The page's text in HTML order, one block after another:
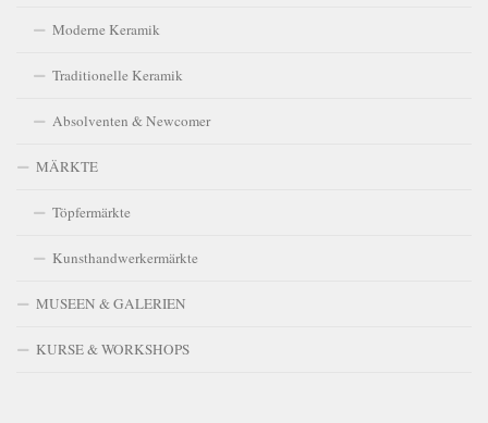
Moderne Keramik
Traditionelle Keramik
Absolventen & Newcomer
MÄRKTE
Töpfermärkte
Kunsthandwerkermärkte
MUSEEN & GALERIEN
KURSE & WORKSHOPS